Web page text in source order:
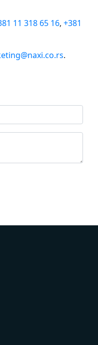
11 318 65 16, +381
.